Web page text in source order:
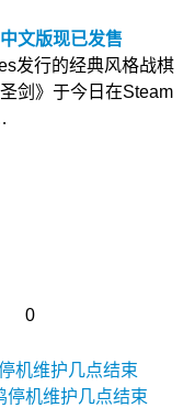
文版现已发售
发行的经典风格战棋
剑》于今日在Steam
0
机维护几点结束
停机维护几点结束